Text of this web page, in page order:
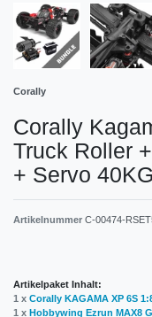
Corally
Corally
Truck Roller
+ Servo 40KG
Artikelnummer C-00474-
Artikelpaket Inhalt:
1 x Corally KAGAMA XP 6S
1 x Hobbywing Ezrun MAX8